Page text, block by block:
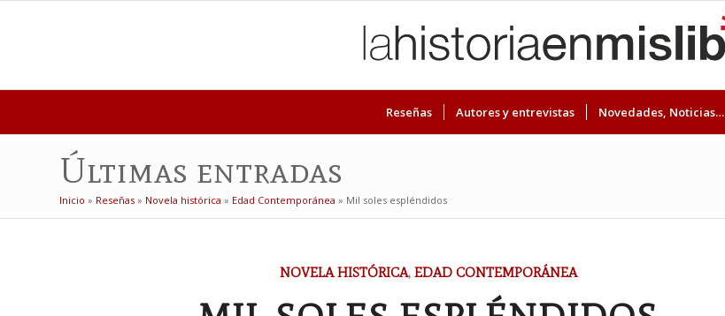
Reseñas Autores y entrevistas Novedades, Noticias…
Últimas entradas
Inicio » Reseñas » Novela histórica » Edad Contemporánea » Mil soles espléndidos
NOVELA HISTÓRICA, EDAD CONTEMPORÁNEA